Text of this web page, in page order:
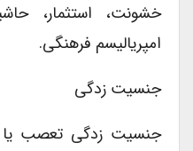
خشونت، استثمار،
امپریالیسم فرهنگی.
جنسیت زدگی
جنسیت زدگی تعصب یا